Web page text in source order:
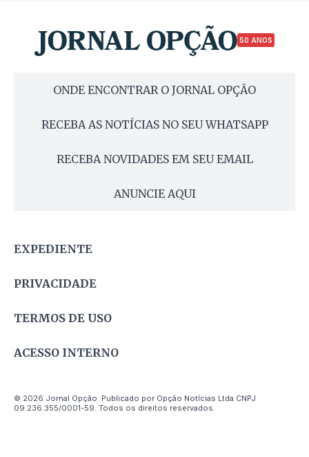
50 ANOS
ONDE ENCONTRAR O JORNAL OPÇÃO
RECEBA AS NOTÍCIAS NO SEU WHATSAPP
RECEBA NOVIDADES EM SEU EMAIL
ANUNCIE AQUI
EXPEDIENTE
PRIVACIDADE
TERMOS DE USO
ACESSO INTERNO
© 2026 Jornal Opção. Publicado por Opção Notícias Ltda CNPJ
09.236.355/0001-59. Todos os direitos reservados.